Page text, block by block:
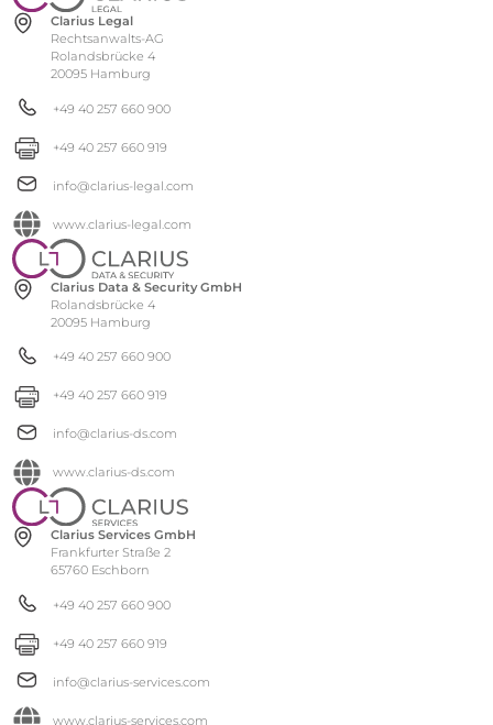
Clarius Legal
Rechtsanwalts-AG
Rolandsbrücke 4
20095 Hamburg
+49 40 257 660 900
+49 40 257 660 919
info@clarius-legal.com
www.clarius-legal.com
Clarius Data & Security GmbH
Rolandsbrücke 4
20095 Hamburg
+49 40 257 660 900
+49 40 257 660 919
info@clarius-ds.com
www.clarius-ds.com
Clarius Services GmbH
Frankfurter Straße 2
65760 Eschborn
+49 40 257 660 900
+49 40 257 660 919
info@clarius-services.com
www.clarius-services.com